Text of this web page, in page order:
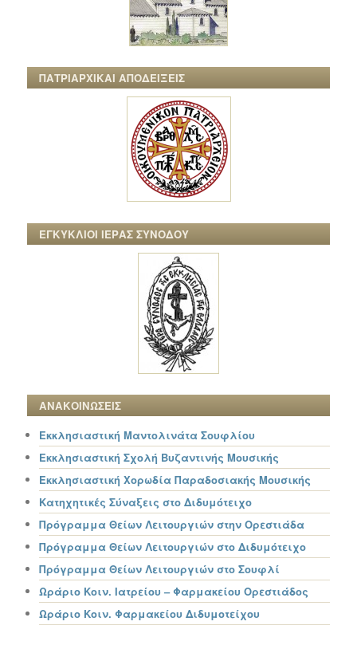
ΠΑΤΡΙΑΡΧΙΚΑΙ ΑΠΟΔΕΙΞΕΙΣ
ΕΓΚΥΚΛΙΟΙ ΙΕΡΑΣ ΣΥΝΟΔΟΥ
ΑΝΑΚΟΙΝΩΣΕΙΣ
Εκκλησιαστική Μαντολινάτα Σουφλίου
Εκκλησιαστική Σχολή Βυζαντινής Μουσικής
Εκκλησιαστική Χορωδία Παραδοσιακής Μουσικής
Κατηχητικές Σύναξεις στο Διδυμότειχο
Πρόγραμμα Θείων Λειτουργιών στην Ορεστιάδα
Πρόγραμμα Θείων Λειτουργιών στο Διδυμότειχο
Πρόγραμμα Θείων Λειτουργιών στο Σουφλί
Ωράριο Κοιν. Ιατρείου – Φαρμακείου Ορεστιάδος
Ωράριο Κοιν. Φαρμακείου Διδυμοτείχου